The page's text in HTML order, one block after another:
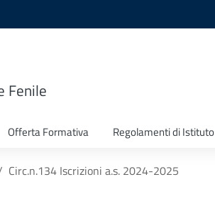
Fenile
Offerta Formativa Regolamenti di Istituto
Circ.n.134 Iscrizioni a.s. 2024-2025